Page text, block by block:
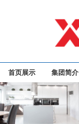
首页展示 集团简介